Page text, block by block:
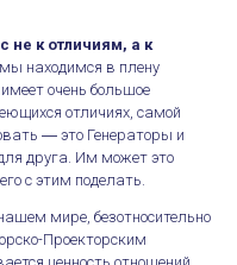
не к отличиям, а к
мы находимся в плену
очень большое
отличиях, самой
― это Генераторы и
друга. Им может это
с этим поделать.
мире, безотносительно
Проекторским